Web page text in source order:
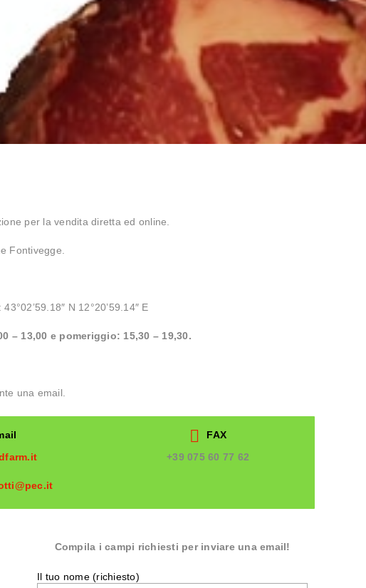
per la vendita diretta ed online.
Fontivegge.
N 12°20’59.14″ E
13,00 e pomeriggio: 15,30 – 19,30.
una email.
FAX
+39 075 60 77 62
Compila i campi richiesti per inviare una email!
Il tuo nome (richiesto)